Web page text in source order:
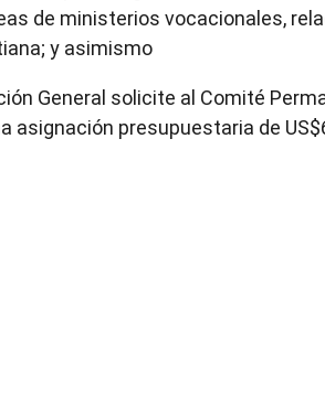
de ministerios vocacionales,
y asimismo
General solicite al Comité
asignación presupuestaria de